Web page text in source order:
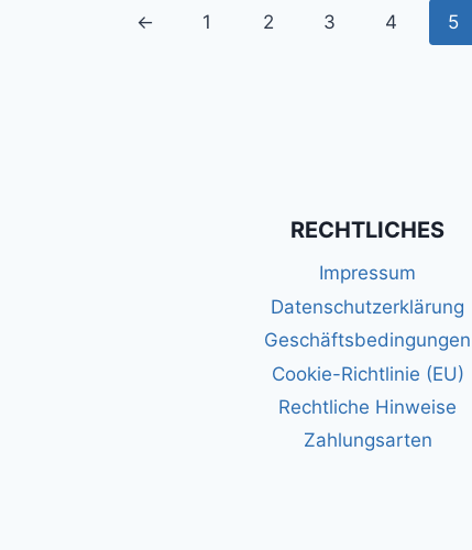
← 1 2 3 4 5
RECHTLICHES
Impressum
Datenschutzerklärung
Geschäftsbedingungen
Cookie-Richtlinie (EU)
Rechtliche Hinweise
Zahlungsarten